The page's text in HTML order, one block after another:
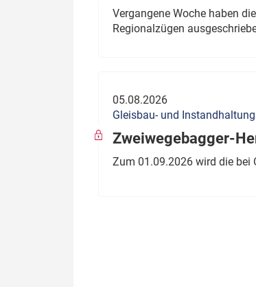
Vergangene Woche haben
Regionalzügen
05.08.2026
Gleisbau- und
Zweiwegebagger-
Zum 01.09.2026 wird die bei